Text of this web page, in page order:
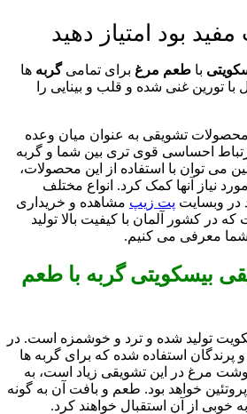
بود امتیاز دهید
با طعم مرغ برای تمامیگربه ها
تورین غنی شده و قلب و بینایی را
محصولات تشویقی به عنوان میان وعده
ارتباط احساسی قوی تری بین شما و گربه
می توان با استفاده از این محصولات،
نیاز آنها کمک کرد. انواع مختلف
در وبسایت پت زیپ مشاهده و خریداری
در کشور آلمان با کیفیت بالا تولید
معرفی می کنیم.
بیسکویتی گربه با طعم
تولید شده و ترد و خوشمزه است. در
استفاده شده که برای گربه ها
مرغ در این تشویقی زیاد است، به
خواهد بود. طعم و بافت آن به گونه
خوبی از آن استقبال خواهند کرد.